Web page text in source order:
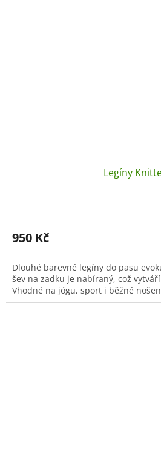
Legíny
950 Kč
Dlouhé barevné legíny do pasu
šev na zadku je nabíraný, což
Vhodné na jógu, sport i běžné